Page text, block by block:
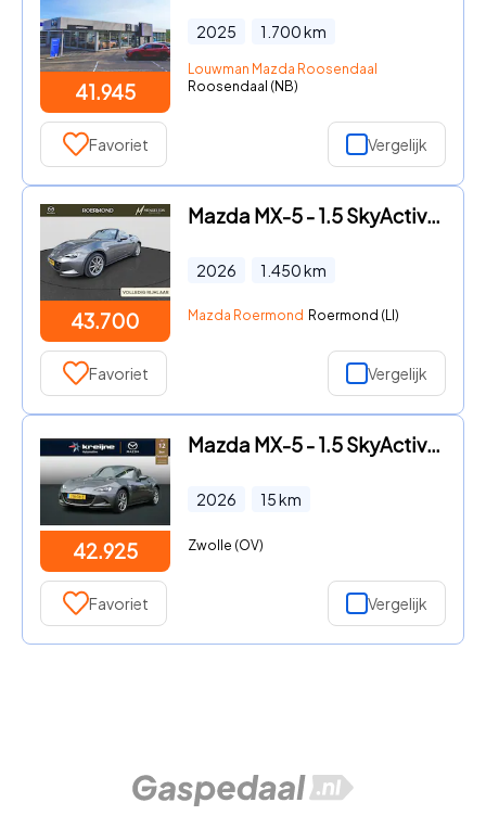
41.945
2025 1.700km
Louwman Mazda Roosendaal
Roosendaal (NB)
Favoriet Vergelijk
43.700
Mazda MX-5 - 1.5 SkyActiv-G 132 Exclusive-Line
2026 1.450km
Mazda Roermond Roermond (LI)
Favoriet Vergelijk
42.925
Mazda MX-5 - 1.5 SkyActiv-G 132 Exclusive-Line | €7.414 VOORDEEL | Bose a
2026 15km
Zwolle (OV)
Favoriet Vergelijk